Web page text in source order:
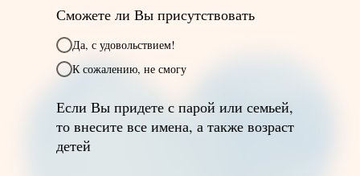
Сможете ли Вы присутствовать
Да, с удовольствием!
К сожалению, не смогу
Если Вы придете с парой или семьей,
то внесите все имена, а также возраст
детей